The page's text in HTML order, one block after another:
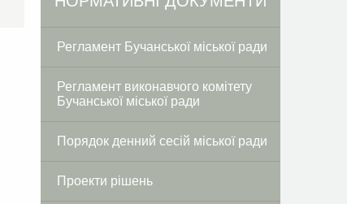
Регламент Бучанської міської ради
Регламент виконавчого комітету
Бучанської міської ради
Порядок денний сесій міської ради
Проекти рішень